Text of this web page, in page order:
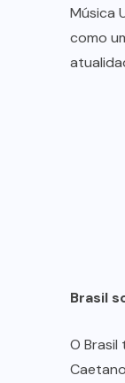
Música
como
Brasil
O Brasil